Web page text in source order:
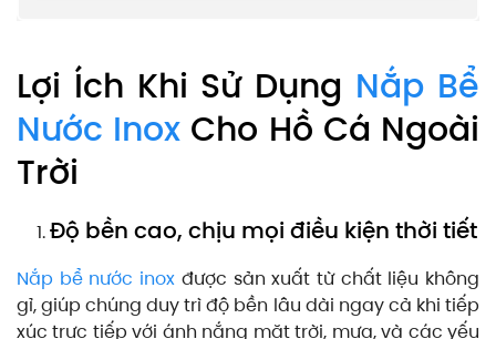
Lợi Ích Khi Sử Dụng Nắp Bể
Nước Inox Cho Hồ Cá Ngoài
Trời
Độ bền cao, chịu mọi điều kiện thời tiết
Nắp bể nước inox được sản xuất từ chất liệu không
gỉ, giúp chúng duy trì độ bền lâu dài ngay cả khi tiếp
xúc trực tiếp với ánh nắng mặt trời, mưa, và các yếu